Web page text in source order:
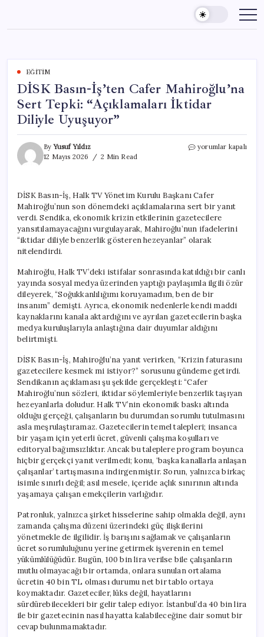
content
EĞITIM
DİSK Basın-İş’ten Cafer Mahiroğlu’na
Sert Tepki: “Açıklamaları İktidar
Diliyle Uyuşuyor”
ByYusuf Yıldız
12 Mayıs 2026
2 Min Read
DİSK
Sert
Tepki:
“Açıklamaları
İktidar
Diliyle
yorumlar kapalı
DİSK Basın-İş, Halk TV Yönetim Kurulu Başkanı Cafer
Mahiroğlu’nun son dönemdeki açıklamalarına sert bir yanıt
verdi. Sendika, ekonomik krizin etkilerinin gazetecilere
yansıtılamayacağını vurgulayarak, Mahiroğlu’nun ifadelerini
“iktidar diliyle benzerlik gösteren hezeyanlar” olarak
nitelendirdi.
Mahiroğlu, Halk TV’deki istifalar sonrasında katıldığı bir canlı
yayında sosyal medya üzerinden yaptığı paylaşımla ilgili özür
dileyerek, “Soğukkanlılığımı koruyamadım, ben de bir
insanım” demişti. Ayrıca, ekonomik nedenlerle kendi maddi
kaynaklarını kanala aktardığını ve ayrılan gazetecilerin başka
medya kuruluşlarıyla anlaştığına dair duyumlar aldığını
belirtmişti.
DİSK Basın-İş, Mahiroğlu’na yanıt verirken, “Krizin faturasını
gazetecilere kesmek mi istiyor?” sorusunu gündeme getirdi.
Sendikanın açıklaması şu şekilde gerçekleşti: “Cafer
Mahiroğlu’nun sözleri, iktidar söylemleriyle benzerlik taşıyan
hezeyanlarla doludur. Halk TV’nin ekonomik baskı altında
olduğu gerçeği, çalışanların bu durumdan sorumlu tutulmasını
asla meşrulaştıramaz. Gazetecilerin temel talepleri; insanca
bir yaşam için yeterli ücret, güvenli çalışma koşulları ve
editoryal bağımsızlıktır. Ancak bu taleplere program boyunca
hiçbir gerçekçi yanıt verilmedi; konu, ‘başka kanallarla anlaşan
çalışanlar’ tartışmasına indirgenmiştir. Sorun, yalnızca birkaç
isimle sınırlı değil; asıl mesele, içeride açlık sınırının altında
yaşamaya çalışan emekçilerin varlığıdır.
Patronluk, yalnızca şirket hisselerine sahip olmakla değil, aynı
zamanda çalışma düzeni üzerindeki güç ilişkilerini
yönetmekle de ilgilidir. İş barışını sağlamak ve çalışanların
ücret sorumluluğunu yerine getirmek işverenin en temel
yükümlülüğüdür. Bugün, 100 bin lira verilse bile çalışanların
mutlu olmayacağı bir ortamda, onlara sunulan ortalama
ücretin 40 bin TL olması durumu net bir tablo ortaya
koymaktadır. Gazeteciler, lüks değil, hayatlarını
sürdürebilecekleri bir gelir talep ediyor. İstanbul’da 40 bin lira
ile bir gazetecinin nasıl hayatta kalabileceğine dair somut bir
cevap bulunmamaktadır.